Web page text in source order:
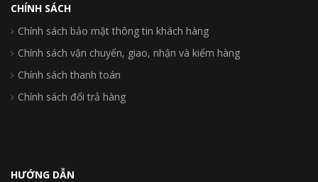
CHÍNH SÁCH
Chính sách bảo mật thông tin khách hàng
Chính sách vận chuyển, giao, nhận và kiểm hàng
Chính sách thanh toán
Chính sách đổi trả hàng
HƯỚNG DẪN